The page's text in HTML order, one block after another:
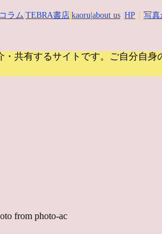
ラム TEBRA書店 kaoru |about us HP 写真
共有するサイトです。
ご自分自身
from photo-ac